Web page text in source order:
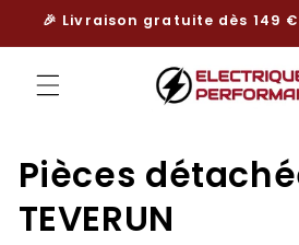
et
passer
au
contenu
🎉 Livraison gratuite dès 149
C
o
Pièces
TEVERUN